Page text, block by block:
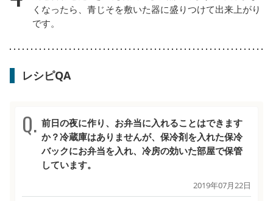
くなったら、青じそを敷いた器に盛りつけて出来上がり
です。
レシピQA
前日の夜に作り、お弁当に入れることはできます
か？冷蔵庫はありませんが、保冷剤を入れた保冷
バックにお弁当を入れ、冷房の効いた部屋で保管
しています。
2019年07月22日